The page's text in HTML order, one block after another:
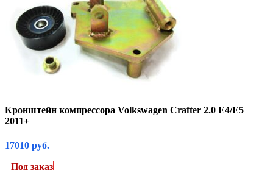
Кронштейн компрессора Volkswagen Crafter 2.0 Е4/E5
2011+
17010 руб.
Под заказ